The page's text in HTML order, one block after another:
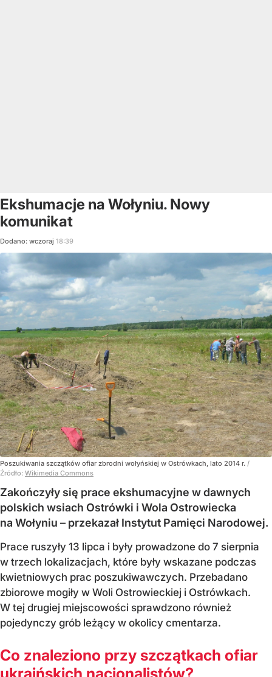
Ekshumacje na Wołyniu. Nowy
komunikat
Dodano: wczoraj 18:39
Poszukiwania szczątków ofiar zbrodni wołyńskiej w Ostrówkach, lato 2014 r. /
Źródło: Wikimedia Commons
Zakończyły się prace ekshumacyjne w dawnych
polskich wsiach Ostrówki i Wola Ostrowiecka
na Wołyniu – przekazał Instytut Pamięci Narodowej.
Prace ruszyły 13 lipca i były prowadzone do 7 sierpnia
w trzech lokalizacjach, które były wskazane podczas
kwietniowych prac poszukiwawczych. Przebadano
zbiorowe mogiły w Woli Ostrowieckiej i Ostrówkach.
W tej drugiej miejscowości sprawdzono również
pojedynczy grób leżący w okolicy cmentarza.
Co znaleziono przy szczątkach ofiar
ukraińskich nacjonalistów?